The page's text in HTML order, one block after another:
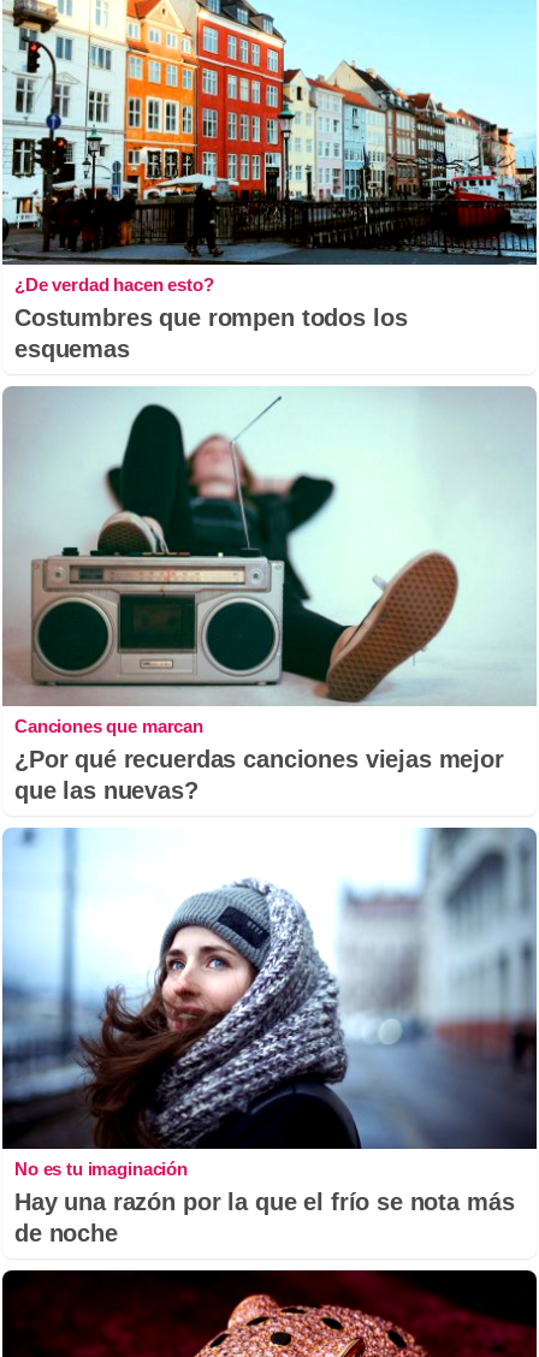
¿De verdad hacen esto?
Costumbres que rompen todos los
esquemas
Canciones que marcan
¿Por qué recuerdas canciones viejas mejor
que las nuevas?
No es tu imaginación
Hay una razón por la que el frío se nota más
de noche